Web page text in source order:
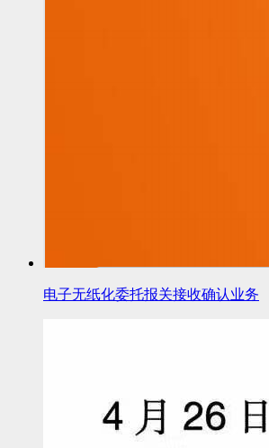
电子无纸化委托报关接收确认业务